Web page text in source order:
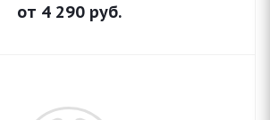
от 4 290руб.